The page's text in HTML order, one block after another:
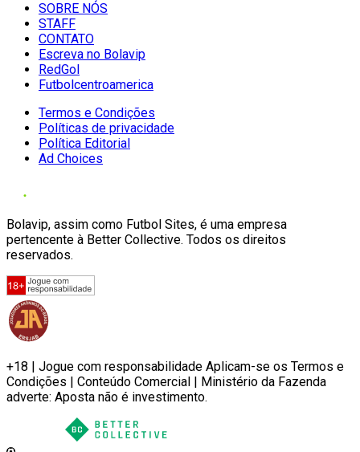
SOBRE NÓS
STAFF
CONTATO
Escreva no Bolavip
RedGol
Futbolcentroamerica
Termos e Condições
Políticas de privacidade
Política Editorial
Ad Choices
Bolavip, assim como Futbol Sites, é uma empresa
pertencente à Better Collective. Todos os direitos
reservados.
+18 | Jogue com responsabilidade Aplicam-se os Termos e
Condições | Conteúdo Comercial | Ministério da Fazenda
adverte: Aposta não é investimento.